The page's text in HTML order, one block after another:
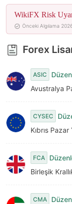
WikiFX Risk
Önceki Algılama
Forex
ASIC
Avustralya
CYSEC
Kıbrıs Pazar
FCA
Birleşik
CMA